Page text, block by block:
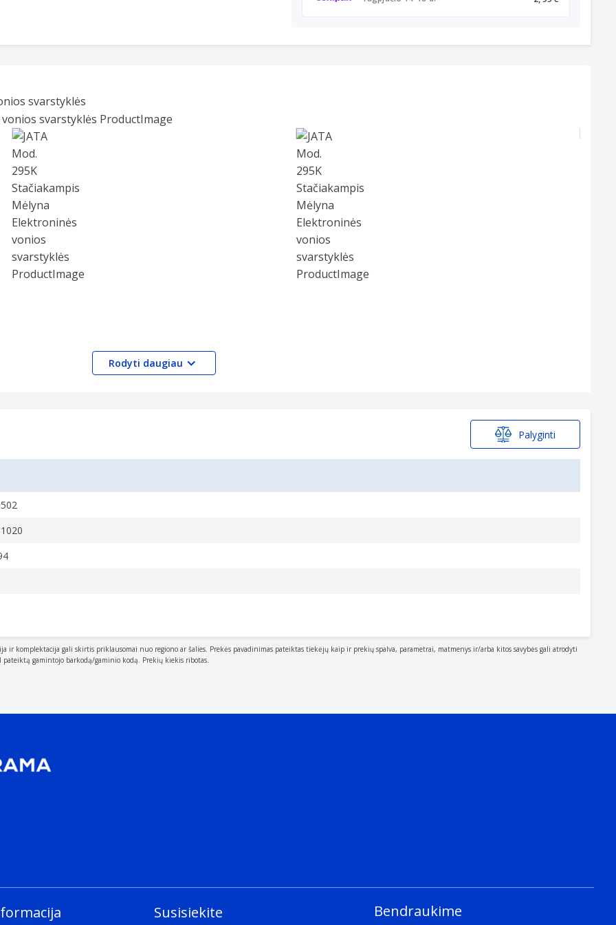
svarstyklės
hold/store.
Rodyti daugiau
Palyginti
komplektacija gali skirtis priklausomai nuo regiono ar šalies. Prekės pavadinimas pateiktas tiekėjų kaip ir prekių spalva, parametrai, matmenys ir/arba kitos savybės gali atrodyti
gamintojo barkodą/gaminio kodą. Prekių kiekis ribotas.
Susisiekite Bendraukime